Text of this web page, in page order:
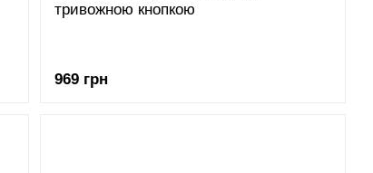
тривожною кнопкою
969 грн